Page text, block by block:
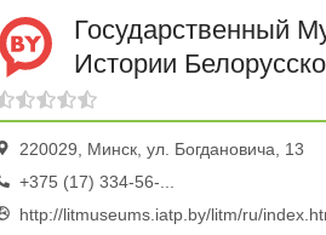
Государственный
Истории
Литературы
220029, Минск, ул. Богдановича, 13
+375 (17) 334-56-...
http://litmuseums.iatp.by/litm/ru/